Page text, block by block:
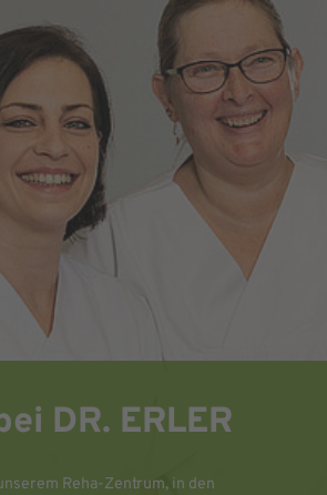
DR. ERLER
Reha-Zentrum, in den